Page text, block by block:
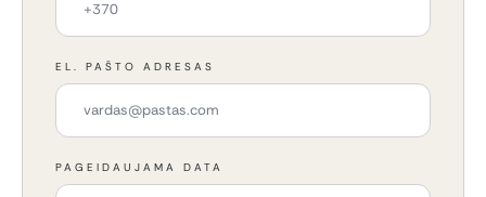
EL. PAŠTO ADRESAS
PAGEIDAUJAMA DATA